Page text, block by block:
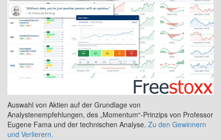
Auswahl von Aktien auf der Grundlage von
Analystenempfehlungen, des „Momentum“-Prinzips von Professor
Eugene Fama und der technischen Analyse. Zu den Gewinnern
und Verlierern.